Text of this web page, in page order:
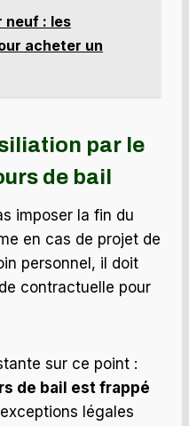
neuf : les
acheter un
par le
de bail
imposer la fin du
en cas de projet de
personnel, il doit
contractuelle pour
sur ce point :
de bail est frappé
légales